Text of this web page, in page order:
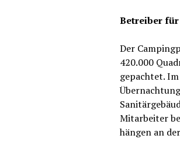
Betreiber für
Der
420.000
gepachtet.
Mitarbeiter
hängen an